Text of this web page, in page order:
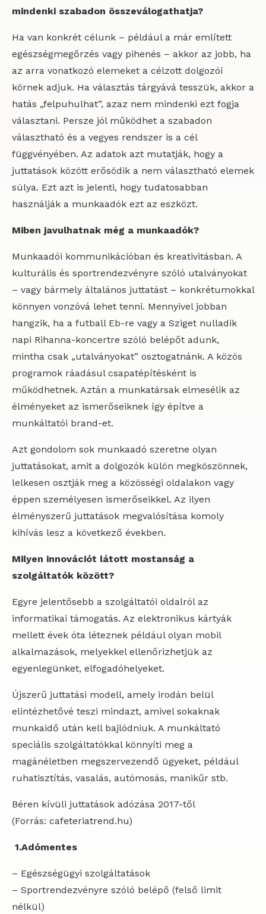
mindenki szabadon összeválogathatja?
Ha van konkrét célunk – például a már említett
egészségmegőrzés vagy pihenés – akkor az jobb, ha
az arra vonatkozó elemeket a célzott dolgozói
körnek adjuk. Ha választás tárgyává tesszük, akkor a
hatás „felpuhulhat”, azaz nem mindenki ezt fogja
választani. Persze jól működhet a szabadon
választható és a vegyes rendszer is a cél
függvényében. Az adatok azt mutatják, hogy a
juttatások között erősödik a nem választható elemek
súlya. Ezt azt is jelenti, hogy tudatosabban
használják a munkaadók ezt az eszközt.
Miben javulhatnak még a munkaadók?
Munkaadói kommunikációban és kreativitásban. A
kulturális és sportrendezvényre szóló utalványokat
– vagy bármely általános juttatást – konkrétumokkal
könnyen vonzóvá lehet tenni. Mennyivel jobban
hangzik, ha a futball Eb-re vagy a Sziget nulladik
napi Rihanna-koncertre szóló belépőt adunk,
mintha csak „utalványokat” osztogatnánk. A közös
programok ráadásul csapatépítésként is
működhetnek. Aztán a munkatársak elmesélik az
élményeket az ismerőseiknek így építve a
munkáltatói brand-et.
Azt gondolom sok munkaadó szeretne olyan
juttatásokat, amit a dolgozók külön megköszönnek,
lelkesen osztják meg a közösségi oldalakon vagy
éppen személyesen ismerőseikkel. Az ilyen
élményszerű juttatások megvalósítása komoly
kihívás lesz a következő években.
Milyen innovációt látott mostanság a
szolgáltatók között?
Egyre jelentősebb a szolgáltatói oldalról az
informatikai támogatás. Az elektronikus kártyák
mellett évek óta léteznek például olyan mobil
alkalmazások, melyekkel ellenőrizhetjük az
egyenlegünket, elfogadóhelyeket.
Újszerű juttatási modell, amely irodán belül
elintézhetővé teszi mindazt, amivel sokaknak
munkaidő után kell bajlódniuk. A munkáltató
speciális szolgáltatókkal könnyíti meg a
magánéletben megszervezendő ügyeket, például
ruhatisztítás, vasalás, autómosás, manikűr stb.
Béren kívüli juttatások adózása 2017-től
(Forrás: cafeteriatrend.hu)
1.Adómentes
– Egészségügyi szolgáltatások
– Sportrendezvényre szóló belépő (felső limit
nélkül)